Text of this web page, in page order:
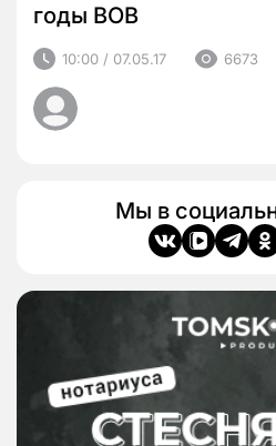
годы ВОВ
10:00 / 07.05.17 6673
Мы в